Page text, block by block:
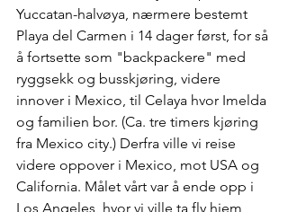
Yuccatan-halvøya, nærmere bestemt
Playa del Carmen i 14 dager først, for så
å fortsette som "backpackere" med
ryggsekk og busskjøring, videre
innover i Mexico, til Celaya hvor Imelda
og familien bor. (Ca. tre timers kjøring
fra Mexico city.) Derfra ville vi reise
videre oppover i Mexico, mot USA og
California. Målet vårt var å ende opp i
Los Angeles, hvor vi ville ta fly hjem